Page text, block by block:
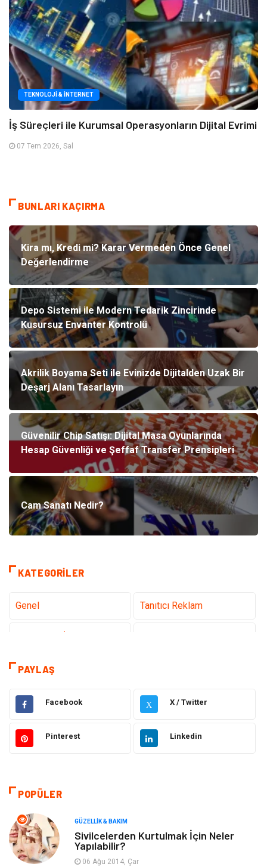
TEKNOLOJI & İNTERNET
İş Süreçleri ile Kurumsal Operasyonların Dijital Evrimi
07 Tem 2026, Sal
BUNLARI KAÇIRMA
Kira mı, Kredi mi? Karar Vermeden Önce Genel
Değerlendirme
Depo Sistemi ile Modern Tedarik Zincirinde
Kusursuz Envanter Kontrolü
Akrilik Boyama Seti ile Evinizde Dijitalden Uzak Bir
Deşarj Alanı Tasarlayın
Güvenilir Chip Satışı: Dijital Masa Oyunlarında
Hesap Güvenliği ve Şeffaf Transfer Prensipleri
Cam Sanatı Nedir?
KATEGORILER
Genel Tanıtıcı Reklam
Eğitim & Kariyer
Gündem Hukuk
Moda Sağlıklı Yaşam
Bilgisayar & Yazılım
Makine
Giyim
PAYLAŞ
Facebook X X / Twitter
Pinterest Linkedin
POPÜLER
GÜZELLIK & BAKIM
Sivilcelerden Kurtulmak İçin Neler
Yapılabilir?
06 Ağu 2014, Çar